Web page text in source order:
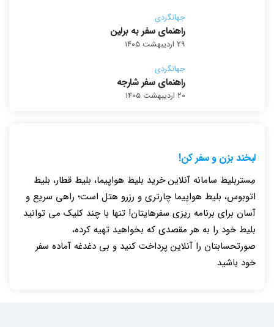
جهانگردی
راهنمای سفر به برلین
۲۹ اردیبهشت ۱۴۰۵
جهانگردی
راهنمای سفر شارجه
۲۰ اردیبهشت ۱۴۰۵
لبخند بزن و سفر کن!
مِستربلیط سامانه آنلاین خرید بلیط هواپیما، بلیط قطار، بلیط
اتوبوس، بلیط هواپیما چارتری و رزرو هتل است؛ راهی سریع و
آسان برای برنامه ریزی سفرهایتان! تنها با چند کلیک می توانید
بلیط خود را به هر مقصدی که بخواهید تهیه کرده،
صورتحسابتان را آنلاین پرداخت کنید و بی دغدغه آماده سفر
خود باشید